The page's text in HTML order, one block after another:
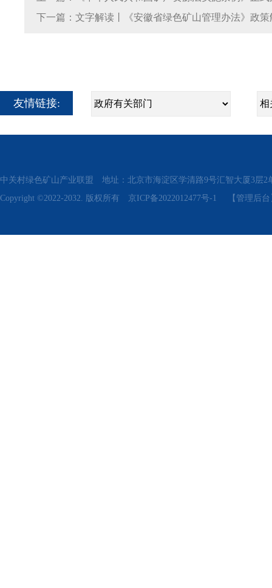
下一篇：文字解读丨《安徽省绿色矿山管理办法》政策
友情链接:
中关村绿色矿山产业联盟 地址：北京市海淀区学清路9号汇智大厦3层
Copyright ©2022-2032. 版权所有 京ICP备2022012477号-1 【管理后